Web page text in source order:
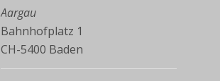
Aargau
Bahnhofplatz 1
CH-5400 Baden